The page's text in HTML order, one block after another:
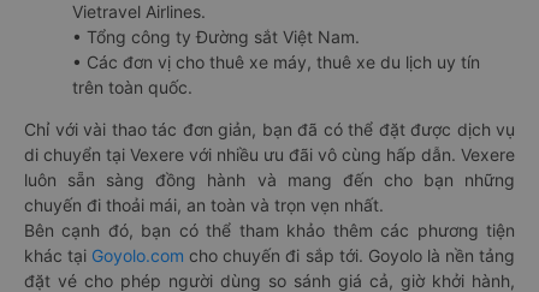
Vietravel Airlines.
• Tổng công ty Đường sắt Việt Nam.
• Các đơn vị cho thuê xe máy, thuê xe du lịch uy tín
trên toàn quốc.
Chỉ với vài thao tác đơn giản, bạn đã có thể đặt được dịch vụ
di chuyển tại Vexere với nhiều ưu đãi vô cùng hấp dẫn. Vexere
luôn sẵn sàng đồng hành và mang đến cho bạn những
chuyến đi thoải mái, an toàn và trọn vẹn nhất.
Bên cạnh đó, bạn có thể tham khảo thêm các phương tiện
khác tại Goyolo.com cho chuyến đi sắp tới. Goyolo là nền tảng
đặt vé cho phép người dùng so sánh giá cả, giờ khởi hành,